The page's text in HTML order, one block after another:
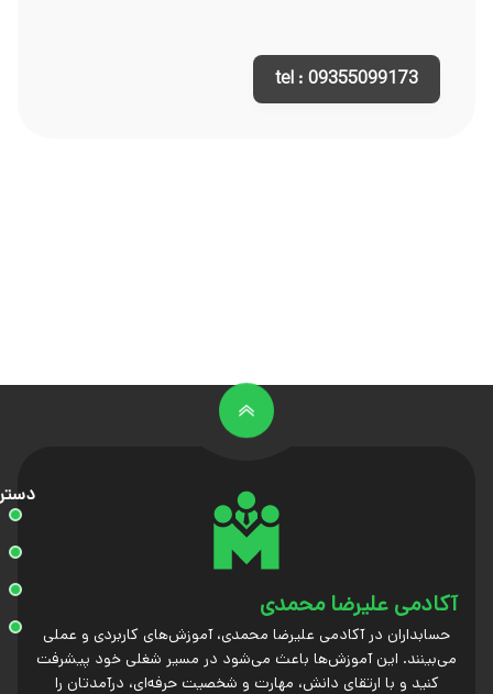
tel : 09355099173
آکادمی علیرضا محمدی
حسابداران در آکادمی علیرضا محمدی، آموزش‌های کاربردی و عملی
می‌بینند. این آموزش‌ها باعث می‌شود در مسیر شغلی خود پیشرفت
کنید و با ارتقای دانش، مهارت و شخصیت حرفه‌ای، درآمدتان را